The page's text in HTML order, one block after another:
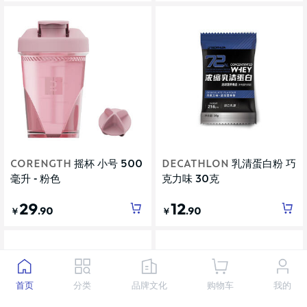
CORENGTH 摇杯 小号 500
毫升 - 粉色
￥ 29.90
DECATHLON 乳清蛋白粉 巧
克力味 30克
￥12.90
首页 分类 品牌文化 购物车 我的